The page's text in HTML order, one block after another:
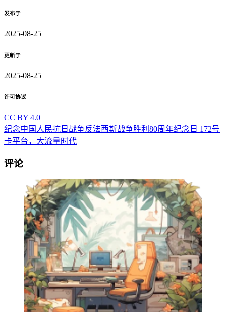
发布于
2025-08-25
更新于
2025-08-25
许可协议
CC BY 4.0
纪念中国人民抗日战争反法西斯战争胜利80周年纪念日 172号
卡平台，大流量时代
评论